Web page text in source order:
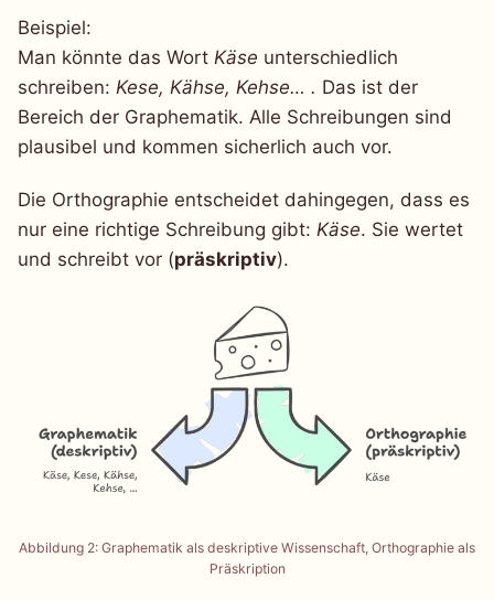
Beispiel:
Man könnte das Wort Käse unterschiedlich
schreiben: Kese, Kähse, Kehse… . Das ist der
Bereich der Graphematik. Alle Schreibungen sind
plausibel und kommen sicherlich auch vor.
Die Orthographie entscheidet dahingegen, dass es
nur eine richtige Schreibung gibt: Käse. Sie wertet
und schreibt vor (präskriptiv).
Abbildung 2: Graphematik als deskriptive Wissenschaft, Orthographie als
Präskription